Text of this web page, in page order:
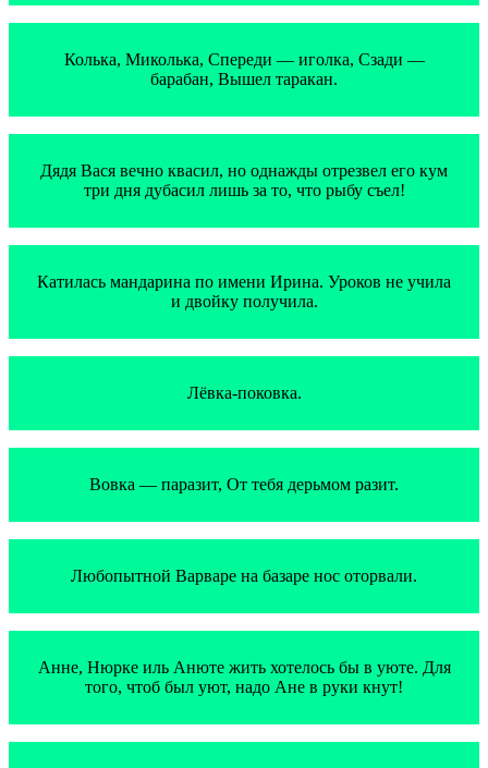
Колька, Миколька, Спереди — иголка, Сзади —
барабан, Вышел таракан.
Дядя Вася вечно квасил, но однажды отрезвел его кум
три дня дубасил лишь за то, что рыбу съел!
Катилась мандарина по имени Ирина. Уроков не учила
и двойку получила.
Лёвка-поковка.
Вовка — паразит, От тебя дерьмом разит.
Любопытной Варваре на базаре нос оторвали.
Анне, Нюрке иль Анюте жить хотелось бы в уюте. Для
того, чтоб был уют, надо Ане в руки кнут!